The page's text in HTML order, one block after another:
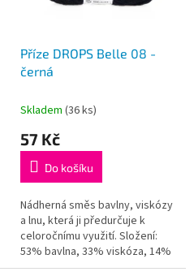
Příze DROPS Belle 08 -
černá
Skladem (36 ks)
57 Kč
Do košíku
Nádherná směs bavlny, viskózy
a lnu, která ji předurčuje k
celoročnímu využití. Složení:
53% bavlna, 33% viskóza, 14%
len Váha/návin: 50 g = cca 120